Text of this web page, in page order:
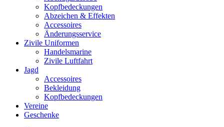
Kopfbedeckungen
Abzeichen & Effekten
Accessoires
Änderungsservice
Zivile Uniformen
Handelsmarine
Zivile Luftfahrt
Jagd
Accessoires
Bekleidung
Kopfbedeckungen
Vereine
Geschenke